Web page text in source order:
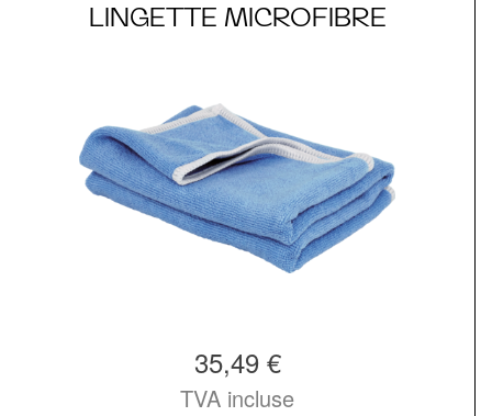
LINGETTE MICROFIBRE
35,49 €
TVA incluse